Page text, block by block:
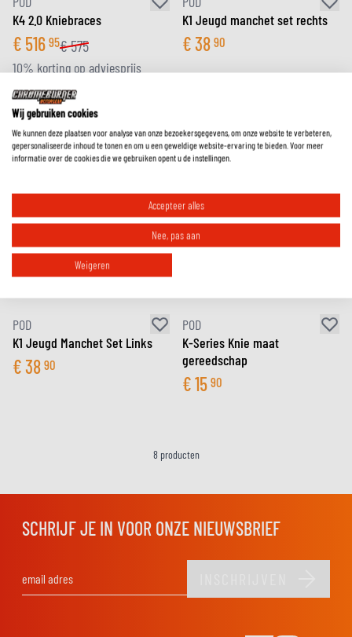
K4 2.0 Kniebraces
€ 516 95€575
10% korting op adviesprijs
K1 Jeugd manchet set rechts
€38 90
POD
K1 Jeugd Manchet Set Links
€38 90
POD
K-Series Knie maat
gereedschap
€15 90
8producten
SCHRIJF JE IN VOOR ONZE NIEUWSBRIEF
Wij gebruiken cookies
We kunnen deze plaatsen voor analyse van onze bezoekersgegevens, om onze website te verbeteren,
gepersonaliseerde inhoud te tonen en om u een geweldige website-ervaring te bieden. Voor meer
informatie over de cookies die we gebruiken opent u de instellingen.
Accepteer alles
Nee, pas aan
Weigeren